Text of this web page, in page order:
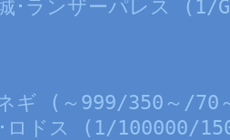
･ランザーパレス
ギ (～999/350～/70
ロドス (1/100000/